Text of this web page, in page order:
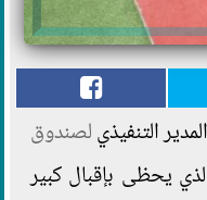
المدير التنفيذيلصندوق
يحظى بإقبال كبير